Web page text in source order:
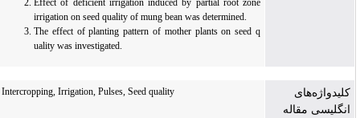
Effect of deficient irrigation induced by partial root zone
irrigation on seed quality of mung bean was determined.
The effect of planting pattern of mother plants on seed q
uality was investigated.
کلیدواژه‌های
انگلیسی مقاله
Intercropping, Irrigation, Pulses, Seed quality